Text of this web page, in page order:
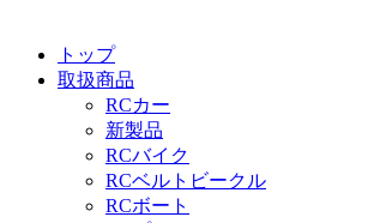
トップ
取扱商品
RCカー
新製品
RCバイク
RCベルトビークル
RCボート